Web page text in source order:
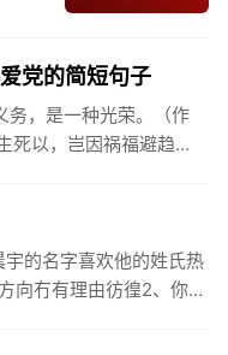
党的简短句子
务，是一种光荣。（作
死以，岂因祸福避趋
的名字喜欢他的姓氏热
向冇有理由彷徨2、你的